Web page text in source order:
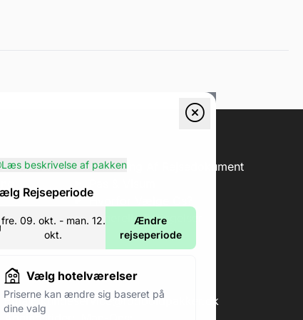
Læs beskrivelse af pakken
Rejseperiode
fre. 09. okt. - man. 12.
okt.
Ændre
rejseperiode
Vælg hotelværelser
Priserne kan ændre sig baseret på
dine valg
Forklaring Af Rejsedokument
Hvorfor Vælge Os?
Generelle Betingelser
Email:kundeservice@fodboldpakker.dk